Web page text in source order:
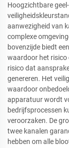
Hoogzichtbare
aanwezigheid van
complexe
bovenzijde biedt
waardoor het risico
risico dat
genereren. Het
waardoor
apparatuur wordt
bedrijfsprocessen
veroorzaken. De
twee kanalen
hebben om alle